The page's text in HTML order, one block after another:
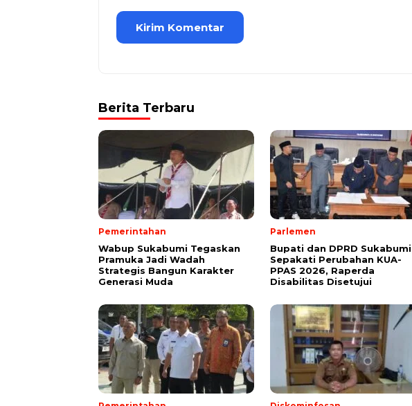
Berita Terbaru
Pemerintahan
Wabup Sukabumi Tegaskan
Pramuka Jadi Wadah
Strategis Bangun Karakter
Generasi Muda
Parlemen
Bupati dan DPRD Sukabumi
Sepakati Perubahan KUA-
PPAS 2026, Raperda
Disabilitas Disetujui